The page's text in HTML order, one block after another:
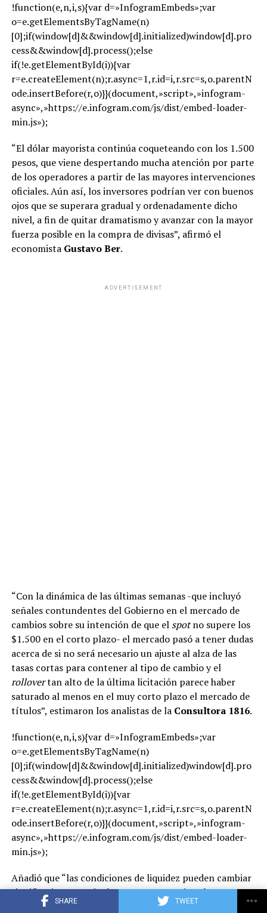
SHARE TWEET
!function(e,n,i,s){var d=»InfogramEmbeds»;var
o=e.getElementsByTagName(n)
[0];if(window[d]&&window[d].initialized)window[d].pro
cess&&window[d].process();else
if(!e.getElementById(i)){var
r=e.createElement(n);r.async=1,r.id=i,r.src=s,o.parentN
ode.insertBefore(r,o)}}(document,»script»,»infogram-
async»,»https://e.infogram.com/js/dist/embed-loader-
min.js»);
“El dólar mayorista continúa coqueteando con los 1.500
pesos, que viene despertando mucha atención por parte
de los operadores a partir de las mayores intervenciones
oficiales. Aún así, los inversores podrían ver con buenos
ojos que se superara gradual y ordenadamente dicho
nivel, a fin de quitar dramatismo y avanzar con la mayor
fuerza posible en la compra de divisas”, afirmó el
economista Gustavo Ber.
ADVERTISEMENT
“Con la dinámica de las últimas semanas -que incluyó
señales contundentes del Gobierno en el mercado de
cambios sobre su intención de que elspotno supere los
$1.500 en el corto plazo- el mercado pasó a tener dudas
acerca de si no será necesario un ajuste al alza de las
tasas cortas para contener al tipo de cambio y el
rollovertan alto de la última licitación parece haber
saturado al menos en el muy corto plazo el mercado de
títulos”, estimaron los analistas de la Consultora 1816.
!function(e,n,i,s){var d=»InfogramEmbeds»;var
o=e.getElementsByTagName(n)
[0];if(window[d]&&window[d].initialized)window[d].pro
cess&&window[d].process();else
if(!e.getElementById(i)){var
r=e.createElement(n);r.async=1,r.id=i,r.src=s,o.parentN
ode.insertBefore(r,o)}}(document,»script»,»infogram-
async»,»https://e.infogram.com/js/dist/embed-loader-
min.js»);
Añadió que “las condiciones de liquidez pueden cambiar
significativamente incluso en semanas sin subastas
quincenales: si el Central sigue recurriendo a